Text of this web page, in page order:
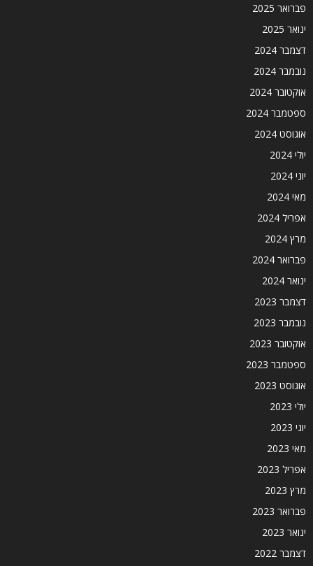
פברואר 2025
ינואר 2025
דצמבר 2024
נובמבר 2024
אוקטובר 2024
ספטמבר 2024
אוגוסט 2024
יולי 2024
יוני 2024
מאי 2024
אפריל 2024
מרץ 2024
פברואר 2024
ינואר 2024
דצמבר 2023
נובמבר 2023
אוקטובר 2023
ספטמבר 2023
אוגוסט 2023
יולי 2023
יוני 2023
מאי 2023
אפריל 2023
מרץ 2023
פברואר 2023
ינואר 2023
דצמבר 2022